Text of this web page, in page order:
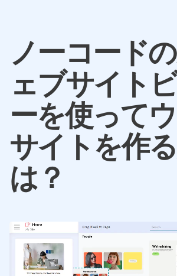
ノーコード
ェブサイト
ーを使って
サイトを作
は？